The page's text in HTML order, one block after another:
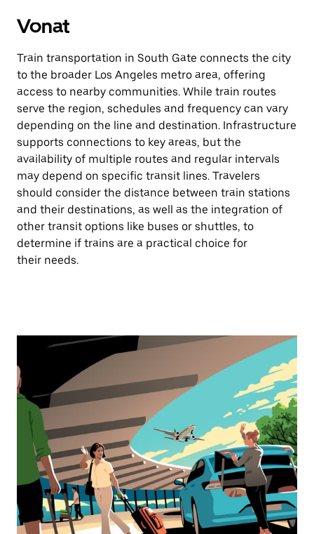
Vonat
Train transportation in South Gate connects the city
to the broader Los Angeles metro area, offering
access to nearby communities. While train routes
serve the region, schedules and frequency can vary
depending on the line and destination. Infrastructure
supports connections to key areas, but the
availability of multiple routes and regular intervals
may depend on specific transit lines. Travelers
should consider the distance between train stations
and their destinations, as well as the integration of
other transit options like buses or shuttles, to
determine if trains are a practical choice for
their needs.